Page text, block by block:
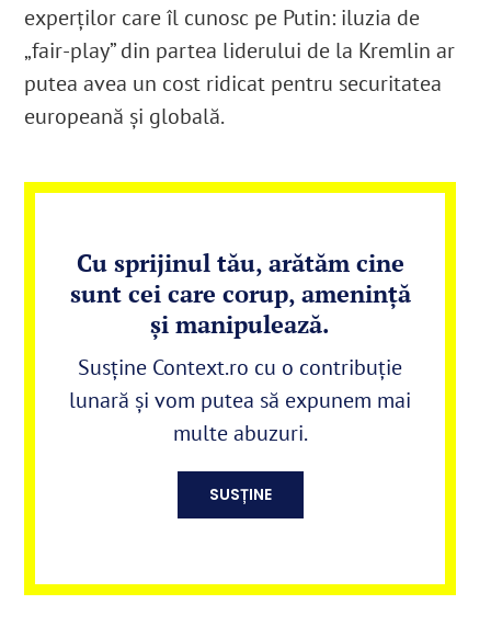
experților care îl cunosc pe Putin: iluzia de
„fair-play” din partea liderului de la Kremlin ar
putea avea un cost ridicat pentru securitatea
europeană și globală.
Cu sprijinul tău, arătăm cine
sunt cei care corup, amenință
și manipulează.
Susține Context.ro cu o contribuție
lunară și vom putea să expunem mai
multe abuzuri.
SUSȚINE